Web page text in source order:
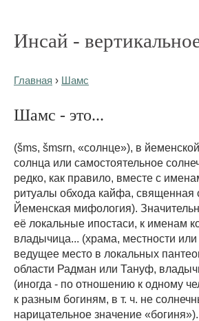
Инсай -
Главная › Шамс
Шамс - это...
(šms, šmsrn, «солнце»), в
солнца или самостоятельное
редко, как правило, вместе с
ритуалы обхода кайфа, священная
Йеменская мифология).
её локальные ипостаси, к именам
владычица... (храма, местности
ведущее место в локальных
области Радман или Тануф,
(иногда - по отношению к одному
к разным богиням, в т. ч. не
нарицательное значение